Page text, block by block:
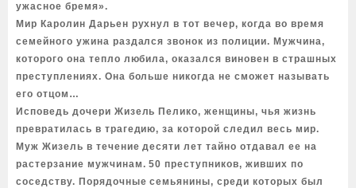
ужасное бремя».
Мир Каролин Дарьен рухнул в тот вечер, когда во время
семейного ужина раздался звонок из полиции. Мужчина,
которого она тепло любила, оказался виновен в страшных
преступлениях. Она больше никогда не сможет называть
его отцом…
Исповедь дочери Жизель Пелико, женщины, чья жизнь
превратилась в трагедию, за которой следил весь мир.
Муж Жизель в течение десяти лет тайно отдавал ее на
растерзание мужчинам. 50 преступников, живших по
соседству. Порядочные семьянины, среди которых был